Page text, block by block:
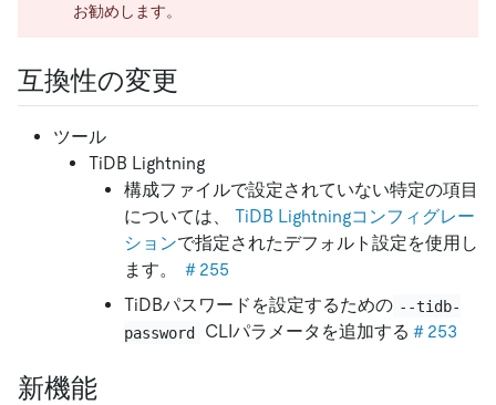
お勧めします。
互換性の変更
ツール
TiDB Lightning
構成ファイルで設定されていない特定の項目
については、 TiDB Lightningコンフィグレー
ションで指定されたデフォルト設定を使用し
ます。
＃255
TiDBパスワードを設定するための --tidb-
password
CLIパラメータを追加する ＃253
新機能